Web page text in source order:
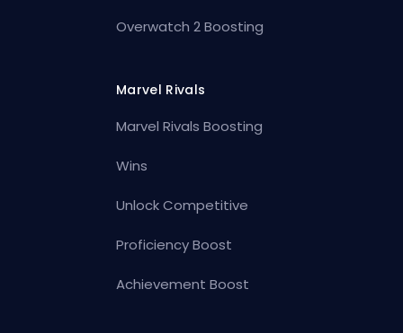
Overwatch 2 Boosting
Marvel Rivals
Marvel Rivals Boosting
Wins
Unlock Competitive
Proficiency Boost
Achievement Boost